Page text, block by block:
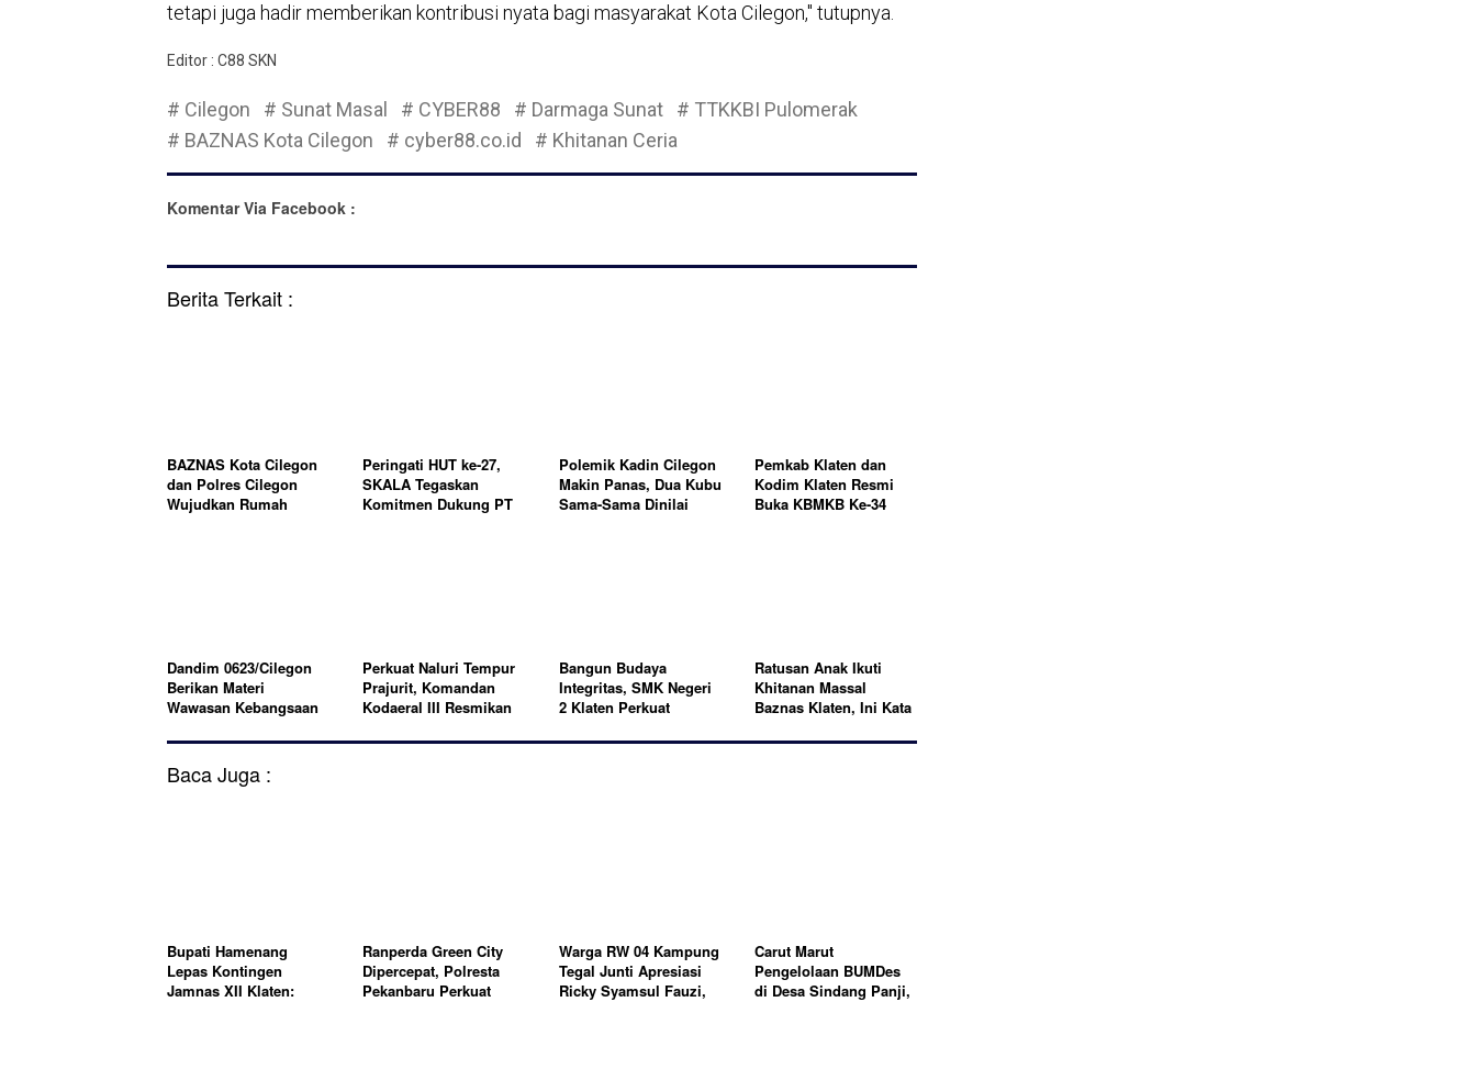
tetapi juga hadir memberikan kontribusi nyata bagi masyarakat Kota Cilegon," tutupnya.
Editor : C88 SKN
# Cilegon # Sunat Masal # CYBER88 # Darmaga Sunat
# TTKKBI Pulomerak
# BAZNAS Kota Cilegon
# cyber88.co.id # Khitanan Ceria
Komentar Via Facebook :
Berita Terkait :
BAZNAS Kota Cilegon
dan Polres Cilegon
Wujudkan Rumah
Peringati HUT ke-27,
SKALA Tegaskan
Komitmen Dukung PT
Polemik Kadin Cilegon
Makin Panas, Dua Kubu
Sama-Sama Dinilai
Pemkab Klaten dan
Kodim Klaten Resmi
Buka KBMKB Ke-34
Dandim 0623/Cilegon
Berikan Materi
Wawasan Kebangsaan
Tekankan Pentingnya
Persatuan di Era
Disrupsi
Perkuat Naluri Tempur
Prajurit, Komandan
Kodaeral III Resmikan
"Pangeran Aryadillah"
Bangun Budaya
Integritas, SMK Negeri
2 Klaten Perkuat
Kelola Sekolah
Ratusan Anak Ikuti
Khitanan Massal
Baznas Klaten, Ini Kata
Baca Juga :
Bupati Hamenang
Lepas Kontingen
Jamnas XII Klaten:
Ranperda Green City
Dipercepat, Polresta
Pekanbaru Perkuat
Warga RW 04 Kampung
Tegal Junti Apresiasi
Ricky Syamsul Fauzi,
Carut Marut
Pengelolaan BUMDes
di Desa Sindang Panji,